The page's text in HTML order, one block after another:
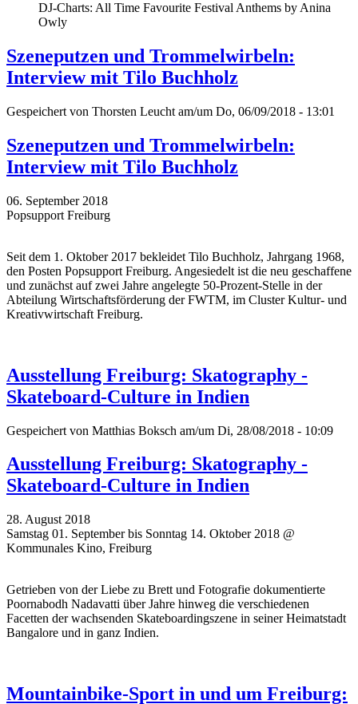
DJ-Charts: All Time Favourite Festival Anthems by Anina
Owly
Szeneputzen und Trommelwirbeln:
Interview mit Tilo Buchholz
Gespeichert von Thorsten Leucht am/um Do, 06/09/2018 - 13:01
Szeneputzen und Trommelwirbeln:
Interview mit Tilo Buchholz
06. September 2018
Popsupport Freiburg
Seit dem 1. Oktober 2017 bekleidet Tilo Buchholz, Jahrgang 1968,
den Posten Popsupport Freiburg. Angesiedelt ist die neu geschaffene
und zunächst auf zwei Jahre angelegte 50-Prozent-Stelle in der
Abteilung Wirtschaftsförderung der FWTM, im Cluster Kultur- und
Kreativwirtschaft Freiburg.
Ausstellung Freiburg: Skatography -
Skateboard-Culture in Indien
Gespeichert von Matthias Boksch am/um Di, 28/08/2018 - 10:09
Ausstellung Freiburg: Skatography -
Skateboard-Culture in Indien
28. August 2018
Samstag 01. September bis Sonntag 14. Oktober 2018 @
Kommunales Kino, Freiburg
Getrieben von der Liebe zu Brett und Fotografie dokumentierte
Poornabodh Nadavatti über Jahre hinweg die verschiedenen
Facetten der wachsenden Skateboardingszene in seiner Heimatstadt
Bangalore und in ganz Indien.
Mountainbike-Sport in und um Freiburg: